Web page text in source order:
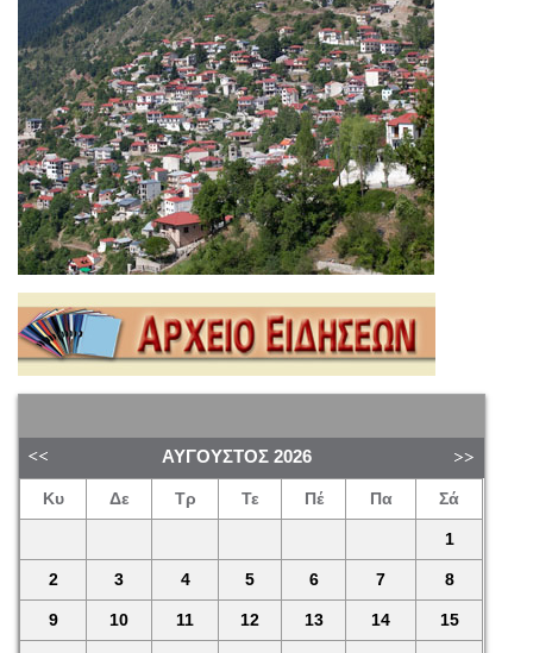
ΑΎΓΟΥΣΤΟΣ 2026
Κυ Δε Τρ Τε Πέ Πα Σά
1
2 3 4 5 6 7 8
9 10 11 12 13 14 15